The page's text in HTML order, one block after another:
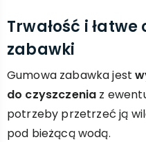
Trwałość i łatwe
zabawki
Gumowa zabawka jest
do czyszczenia z
potrzeby przetrzeć ją
pod bieżącą wodą.